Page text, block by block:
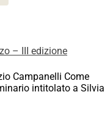
– III edizione
Campanelli Come
intitolato a Silvia